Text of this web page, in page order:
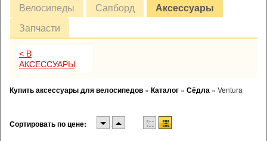
Велосипеды Сапборд
Аксессуары
Запчасти
< В
АКСЕССУАРЫ
Купить аксессуары для велосипедов » Каталог » Сёдла » Ventura
Сортировать по цене: